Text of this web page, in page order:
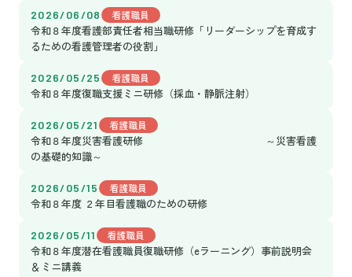
2026/06/08 看護職員
令和８年度看護部責任者相当職研修「リーダーシップを育成す
るための看護管理者の役割」
2026/05/25 看護職員
令和８年度復職支援ミニ研修（採血・静脈注射）
2026/05/21 看護職員
令和８年度災害看護研修 ～災害看護
の基礎的知識～
2026/05/15 看護職員
令和８年度 ２年目看護職のための研修
2026/05/11 看護職員
令和８年度潜在看護職員復職研修（eラーニング）事前説明会
＆ミニ講義